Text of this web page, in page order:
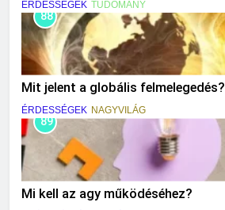
ÉRDESSÉGEK TUDOMÁNY
88
Mit jelent a globális felmelegedés?
ÉRDESSÉGEK NAGYVILÁG
89
Mi kell az agy működéséhez?